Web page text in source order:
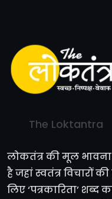
The Loktantra
लोकतंत्र की मूल
है जहां स्वतंत्र विचारों
लिए ‘पत्रकारिता’